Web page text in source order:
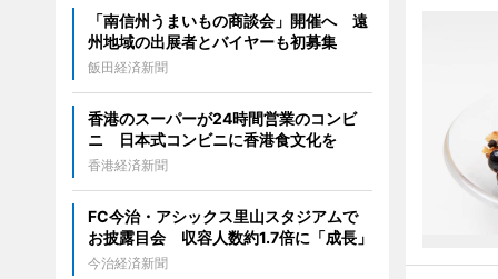
「南信州うまいもの商談会」開催へ 遠
州地域の出展者とバイヤーも初募集
飯田経済新聞
香港のスーパーが24時間営業のコンビ
ニ 日本式コンビニに香港食文化を
香港経済新聞
FC今治・アシックス里山スタジアムで
お披露目会 収容人数約1.7倍に「成長」
今治経済新聞